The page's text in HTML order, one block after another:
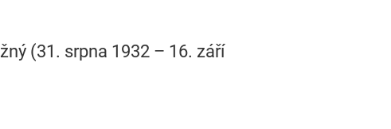
(31. srpna 1932 – 16. září